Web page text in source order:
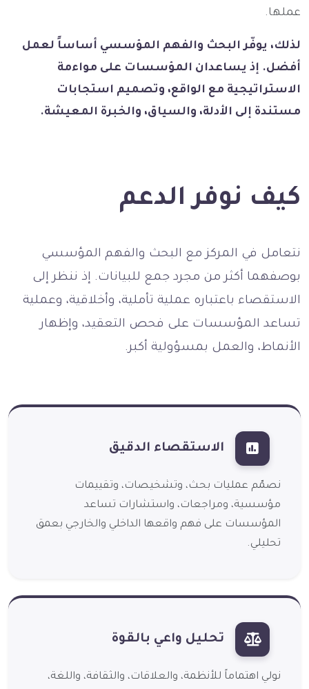
عملها.
لذلك، يوفّر البحث والفهم المؤسسي أساساً لعمل
أفضل. إذ يساعدان المؤسسات على مواءمة
الاستراتيجية مع الواقع، وتصميم استجابات
مستندة إلى الأدلة، والسياق، والخبرة المعيشة.
كيف نوفر الدعم
نتعامل في المركز مع البحث والفهم المؤسسي
بوصفهما أكثر من مجرد جمع للبيانات. إذ ننظر إلى
الاستقصاء باعتباره عملية تأملية، وأخلاقية، وعملية
تساعد المؤسسات على فحص التعقيد، وإظهار
الأنماط، والعمل بمسؤولية أكبر.
الاستقصاء الدقيق
نصمّم عمليات بحث، وتشخيصات، وتقييمات
مؤسسية، ومراجعات، واستشارات تساعد
المؤسسات على فهم واقعها الداخلي والخارجي بعمق
تحليلي.
تحليل واعي بالقوة
نولي اهتماماً للأنظمة، والعلاقات، والثقافة، واللغة،